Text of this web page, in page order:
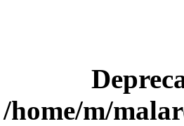
/home/m/